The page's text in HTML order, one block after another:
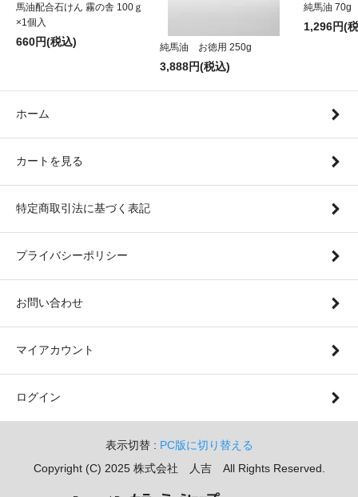
馬油配合石けん 霧の舎 100ｇ
×1個入
660円(税込) 純馬油 お徳用 250g
3,888円(税込)
純馬油 70g
1,296円(
ホーム
カートを見る
特定商取引法に基づく表記
プライバシーポリシー
お問い合わせ
マイアカウント
ログイン
表示切替 : PC版に切り替える
Copyright (C) 2025 株式会社 人吉 All Rights Reserved.